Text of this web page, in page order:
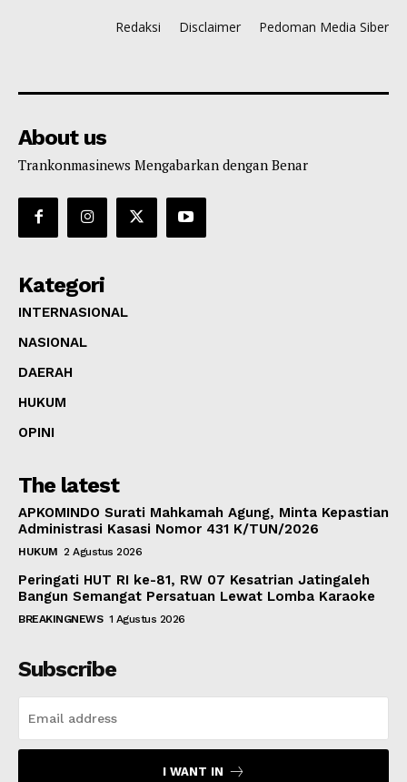
Redaksi Disclaimer Pedoman Media Siber
About us
Trankonmasinews Mengabarkan dengan Benar
Kategori
INTERNASIONAL
NASIONAL
DAERAH
HUKUM
OPINI
The latest
APKOMINDO Surati Mahkamah Agung, Minta Kepastian
Administrasi Kasasi Nomor 431 K/TUN/2026
HUKUM 2 Agustus 2026
Peringati HUT RI ke-81, RW 07 Kesatrian Jatingaleh
Bangun Semangat Persatuan Lewat Lomba Karaoke
BREAKINGNEWS 1 Agustus 2026
Subscribe
I WANT IN